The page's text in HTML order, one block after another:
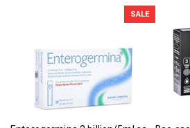
SALE